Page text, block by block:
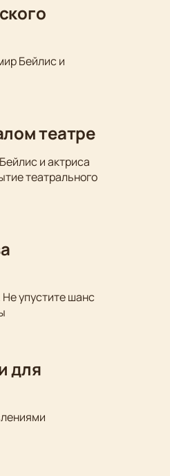
Бейлис и
театре
и актриса
театрального
упустите шанс
для